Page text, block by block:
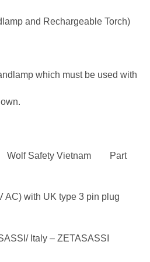
and Rechargeable Torch)
which must be used with
Safety Vietnam Part
AC) with UK type 3 pin plug
Italy – ZETASASSI